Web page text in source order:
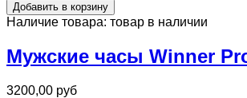
Наличие товара: товар в наличии
Мужские часы Winner
3200,00 руб